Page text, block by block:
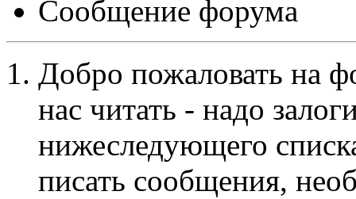
Сообщение форума
Добро пожаловать на
нас читать - надо
нижеследующего
писать сообщения,